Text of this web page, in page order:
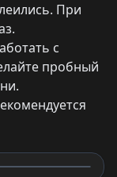
При
с
пробный